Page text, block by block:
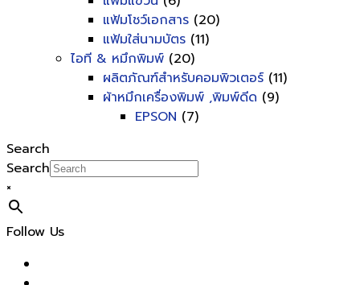
แฟ้มโชว์เอกสาร (20)
แฟ้มใส่นามบัตร (11)
ไอที & หมึกพิมพ์ (20)
ผลิตภัณฑ์สำหรับคอมพิวเตอร์ (11)
ผ้าหมึกเครื่องพิมพ์ ,พิมพ์ดีด (9)
EPSON (7)
Search
Search
×
Follow Us